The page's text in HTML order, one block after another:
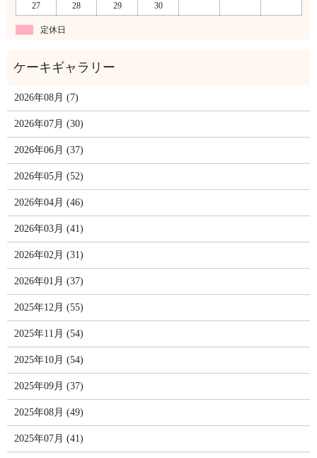
27
28 29 30
定休日
2026年08月 (7)
2026年07月 (30)
2026年06月 (37)
2026年05月 (52)
2026年04月 (46)
2026年03月 (41)
2026年02月 (31)
2026年01月 (37)
2025年12月 (55)
2025年11月 (54)
2025年10月 (54)
2025年09月 (37)
2025年08月 (49)
2025年07月 (41)